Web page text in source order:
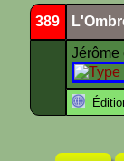
389
Jérôme